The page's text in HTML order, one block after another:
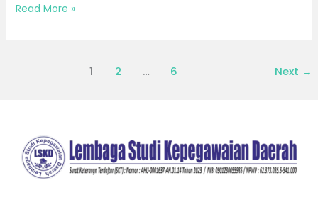
Read More »
1 2 … 6 Next →